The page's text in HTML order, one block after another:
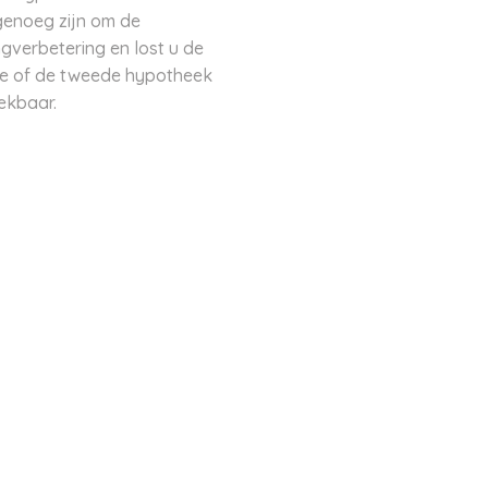
zijn om de
en lost u de
of de tweede hypotheek